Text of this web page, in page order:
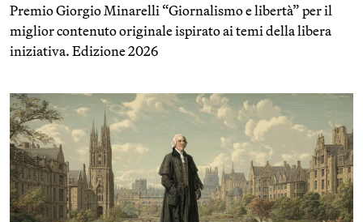
Premio Giorgio Minarelli “Giornalismo e libertà” per il
miglior contenuto originale ispirato ai temi della libera
iniziativa. Edizione 2026